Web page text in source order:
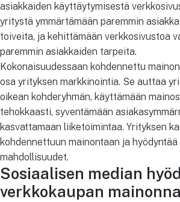
asiakkaiden käyttäytymisestä
yritystä ymmärtämään paremmin
toiveita, ja kehittämään verkkosivustoa
paremmin asiakkaiden tarpeita.
Kokonaisuudessaan kohdennettu
osa yrityksen markkinointia. Se auttaa
oikean kohderyhmän, käyttämään
tehokkaasti, syventämään
kasvattamaan liiketoimintaa. Yrityksen
kohdennettuun mainontaan ja
mahdollisuudet.
Sosiaalisen median
verkkokaupan